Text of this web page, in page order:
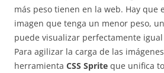
más peso tienen en la web. Hay que
imagen que tenga un menor peso,
puede visualizar perfectamente
Para agilizar la carga de las
herramienta CSS Sprite que unifica